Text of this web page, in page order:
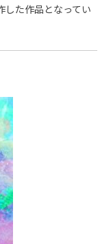
した作品となってい